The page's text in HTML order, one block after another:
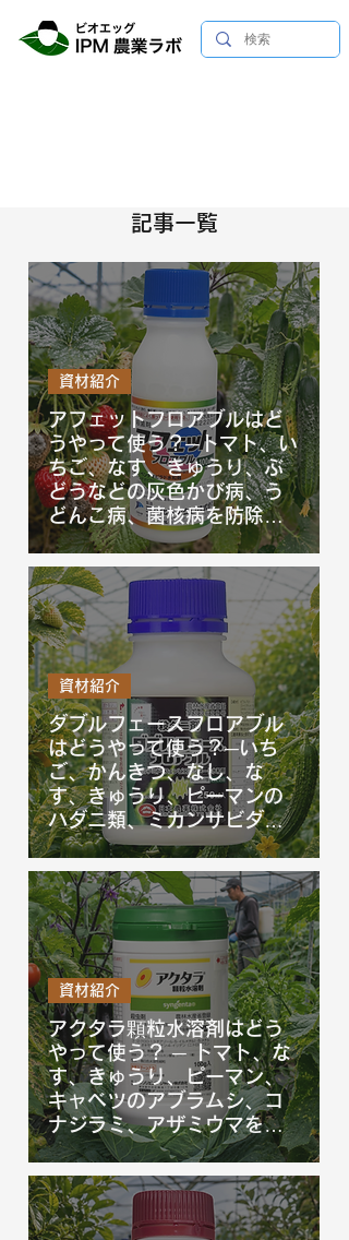
記事一覧
アフェットフロアブルはど
うやって使う？─トマト、い
ちご、なす、きゅうり、ぶ
どうなどの灰色かび病、う
どんこ病、菌核病を防除す
るアフェットフロアブルの
使い方を徹底解説！
資材紹介
ダブルフェースフロアブル
はどうやって使う？─いち
ご、かんきつ、なし、な
す、きゅうり、ピーマンの
ハダニ類、ミカンサビダ
ニ、チャノホコリダニを防
除するダブルフェースフロ
アブルの使い方を徹底解
説！
資材紹介
アクタラ顆粒水溶剤はどう
やって使う？ ─ トマト、な
す、きゅうり、ピーマン、
キャベツのアブラムシ、コ
ナジラミ、アザミウマを防
除するアクタラ顆粒水溶剤
の使い方を徹底解説！
資材紹介